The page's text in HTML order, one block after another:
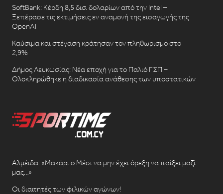
SoftBank: Κέρδη 8,5 δισ. δολαρίων από την Intel –
Ξεπέρασε τις εκτιμήσεις εν αναμονή της εισαγωγής της
OpenAI
Καύσιμα και στέγαση κράτησαν τον πληθωρισμό στο
2,9%
Δήμος Λευκωσίας: Νέα εποχή για το Παλιό ΓΣΠ –
Ολοκληρώθηκε η διαδικασία ανάθεσης των υποστατικών
Αλμέιδα: «Μακάρι ο Μέσι να μην έχει όρεξη να παίξει μαζί
μας…»
Οι διαιτητές των φιλικών αγώνων!